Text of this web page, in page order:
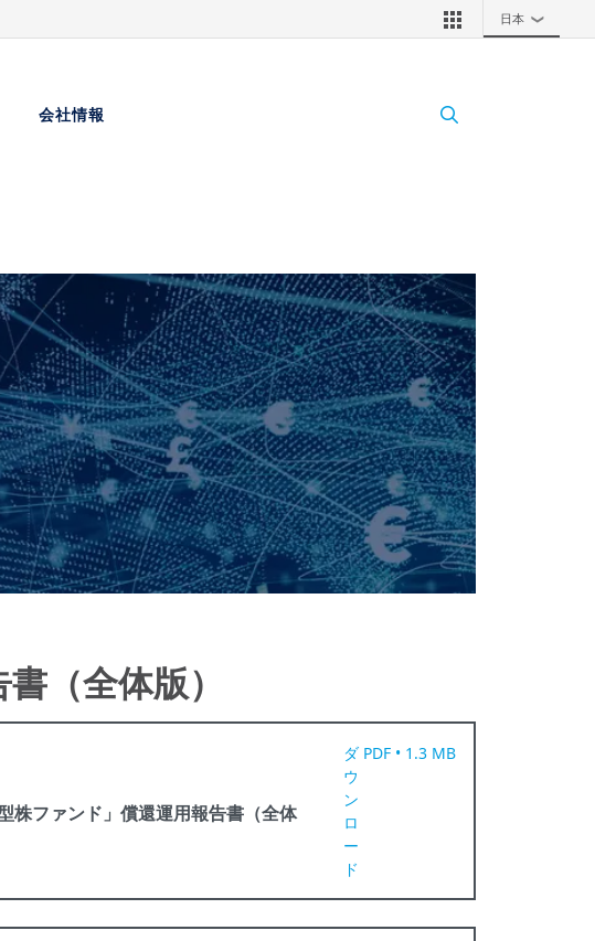
日本 ❯
会社情報
（全体版）
株ファンド」償還運用報告書（全体
ダ
ウ
ン
ロ
ー
ド
PDF • 1.3 MB